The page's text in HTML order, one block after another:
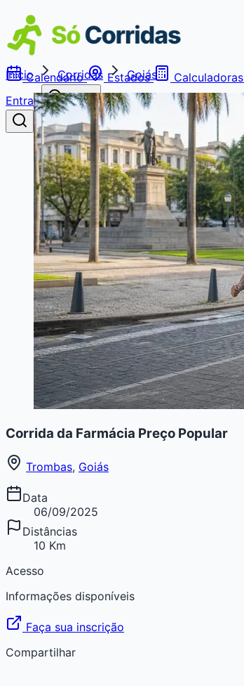
Calendário Estados Calculadoras
Entrar
Buscar
Início Corridas Goiás
Corrida da Farmácia Preço Popular
Trombas, Goiás
Data
06/09/2025
Distâncias
10 Km
Acesso
Informações disponíveis
Faça sua inscrição
Compartilhar